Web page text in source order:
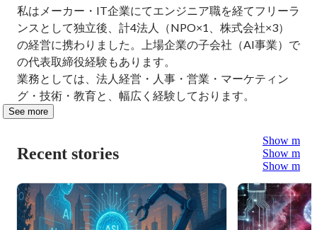
私はメーカー・IT企業にてエンジニア職を経てフリーラ
ンスとして独立後、計4法人（NPO×1、株式会社×3）
の経営に携わりました。上場企業の子会社（AI事業）で
の代表取締役経験もあります。
業務としては、法人経営・人事・営業・マーケティン
グ・技術・教育と、幅広く経験しております。
See more
Recent stories
Show more
Show more
Show more